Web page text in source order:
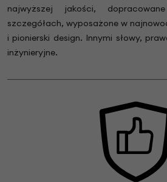
najwyższej jakości,
szczegółach, wyposażone w
i pionierski design. Innymi słowy,
inżynieryjne.